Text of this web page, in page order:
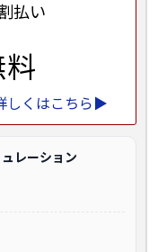
払い
料
しくはこちら▶
レーション